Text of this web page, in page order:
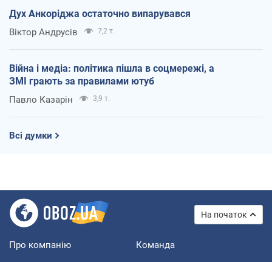
Дух Анкоріджа остаточно випарувався
Віктор Андрусів 7,2 т.
Війна і медіа: політика пішла в соцмережі, а
ЗМІ грають за правилами ютуб
Павло Казарін 3,9 т.
Всі думки
На початок
Про компанію Команда